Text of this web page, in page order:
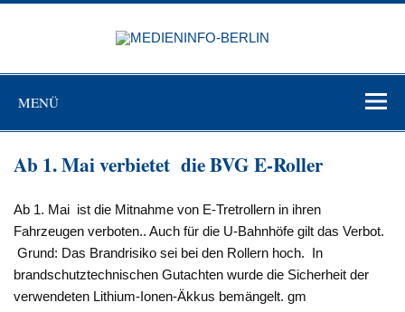
Zum
MENÜ
Ab 1. Mai verbietet die BVG E-Roller
Ab 1. Mai ist die Mitnahme von E-Tretrollern in ihren
Fahrzeugen verboten.. Auch für die U-Bahnhöfe gilt das Verbot.
Grund: Das Brandrisiko sei bei den Rollern hoch. In
brandschutztechnischen Gutachten wurde die Si­cherheit der
verwendeten Lithium-Ionen-Äkkus be­mängelt. gm